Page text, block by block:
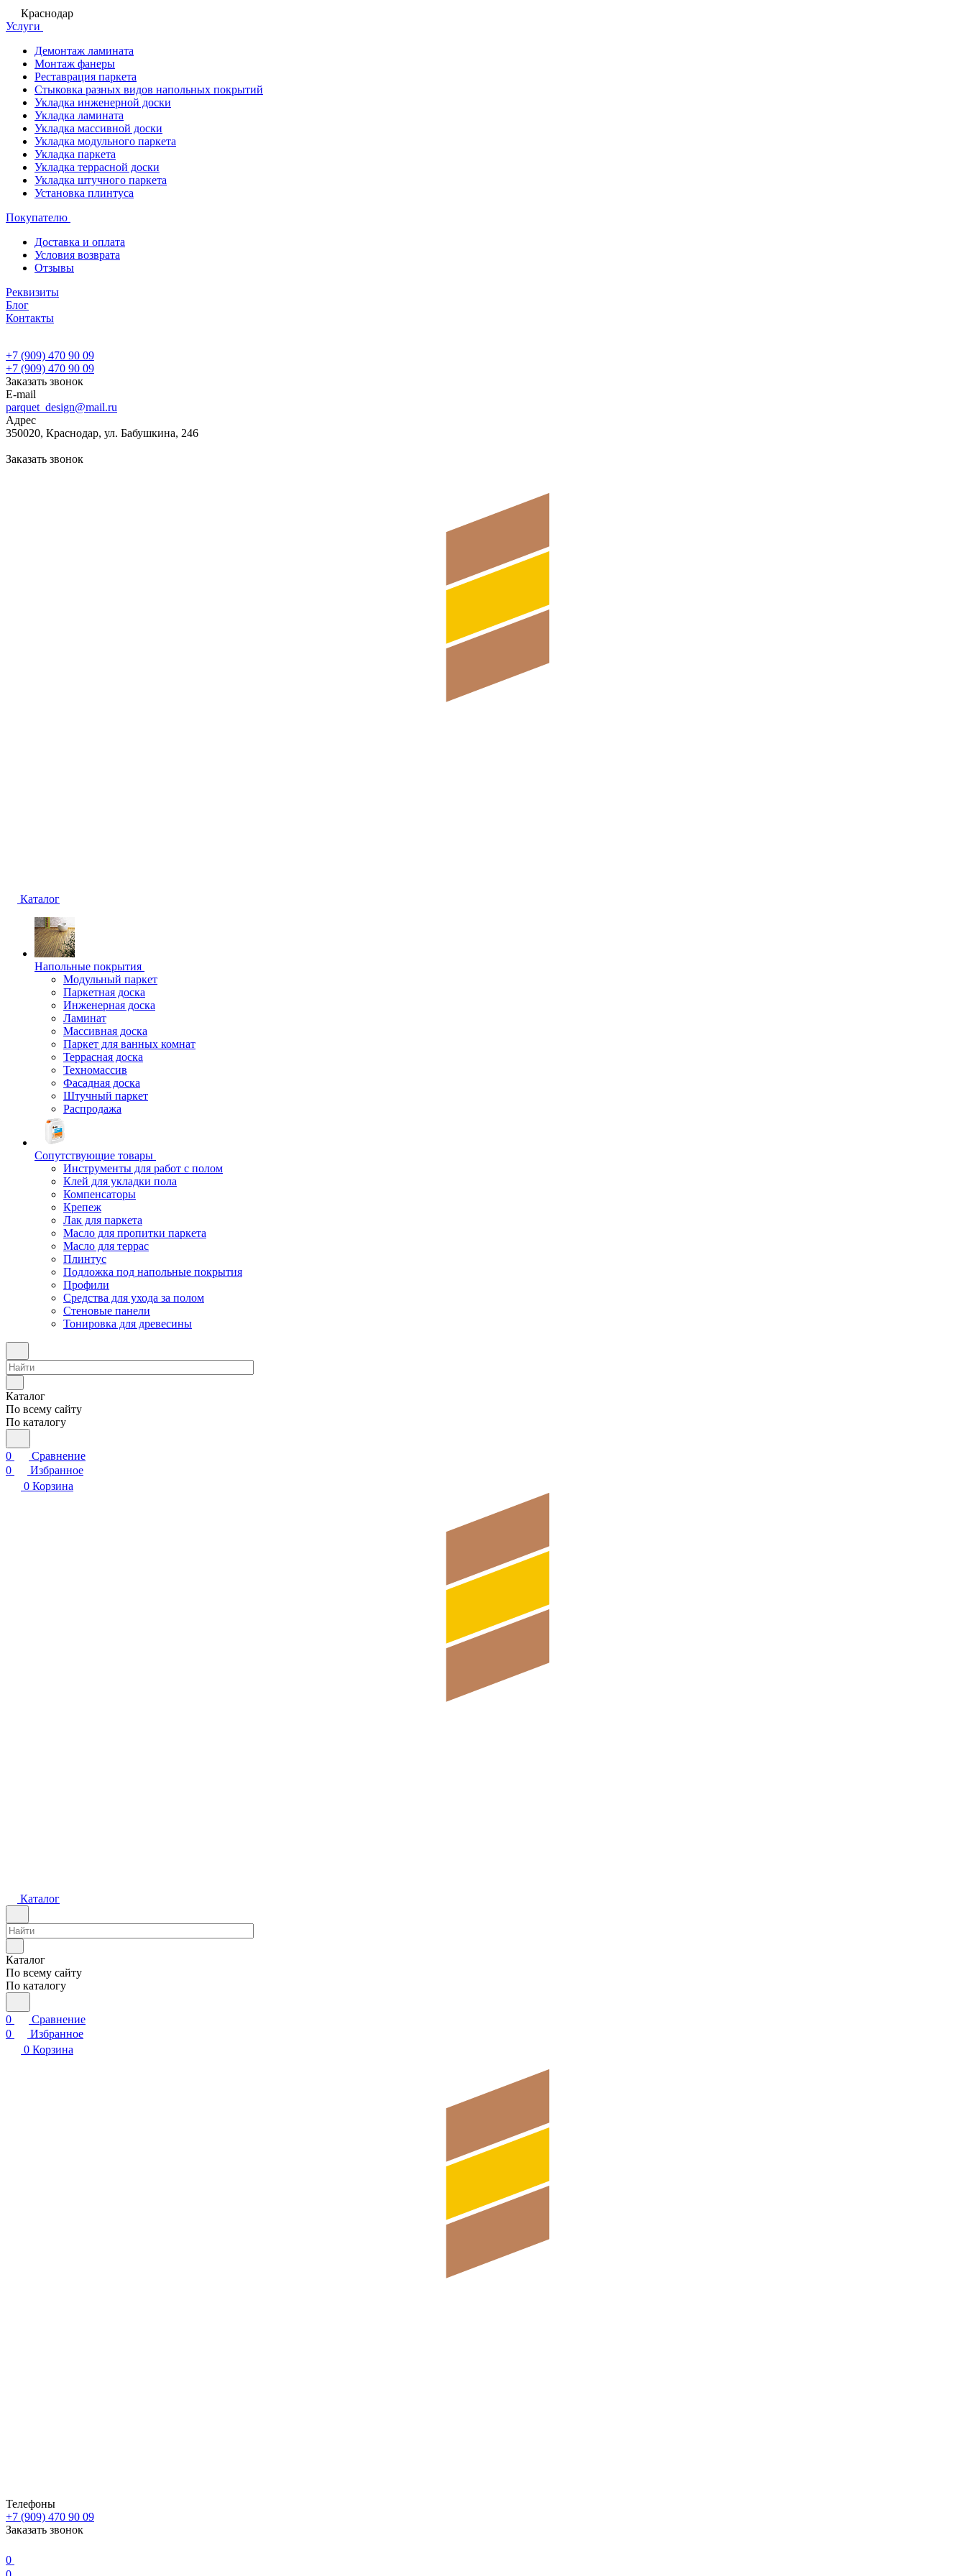
Краснодар
Услуги
Демонтаж ламината
Монтаж фанеры
Реставрация паркета
Стыковка разных видов напольных покрытий
Укладка инженерной доски
Укладка ламината
Укладка массивной доски
Укладка модульного паркета
Укладка паркета
Укладка террасной доски
Укладка штучного паркета
Установка плинтуса
Покупателю
Доставка и оплата
Условия возврата
Отзывы
Реквизиты
Блог
Контакты
+7 (909) 470 90 09
+7 (909) 470 90 09
Заказать звонок
E-mail
parquet_design@mail.ru
Адрес
350020, Краснодар, ул. Бабушкина, 246
Заказать звонок
Каталог
Напольные покрытия
Модульный паркет
Паркетная доска
Инженерная доска
Ламинат
Массивная доска
Паркет для ванных комнат
Террасная доска
Техномассив
Фасадная доска
Штучный паркет
Распродажа
Сопутствующие товары
Инструменты для работ с полом
Клей для укладки пола
Компенсаторы
Крепеж
Лак для паркета
Масло для пропитки паркета
Масло для террас
Плинтус
Подложка под напольные покрытия
Профили
Средства для ухода за полом
Стеновые панели
Тонировка для древесины
Каталог
По всему сайту
По каталогу
0
Сравнение
0
Избранное
0 Корзина
Каталог
Каталог
По всему сайту
По каталогу
0
Сравнение
0
Избранное
0 Корзина
Телефоны
+7 (909) 470 90 09
Заказать звонок
0